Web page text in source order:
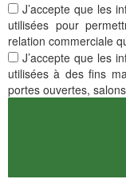
J’accepte que les
utilisées pour
relation commerciale
J’accepte que les
utilisées à des fins
portes ouvertes,